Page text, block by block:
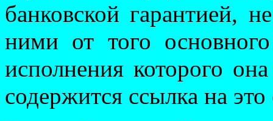
банковской гарантией,
ними от того основного
исполнения которого
содержится ссылка на это